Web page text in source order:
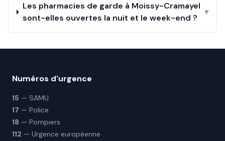
Les pharmacies de garde à Moissy-Cramayel
sont-elles ouvertes la nuit et le week-end ?
▾
Numéros d'urgence
15 — SAMU
17 — Police
18 — Pompiers
112 — Urgence européenne